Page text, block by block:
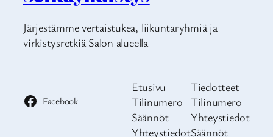
Järjestämme vertaistukea, liikuntaryhmiä ja
virkistysretkiä Salon alueella
Facebook
Etusivu
Tilinumero
Säännöt
Yhteystiedot
Tiedotteet
Tilinumero
Yhteystiedot
Säännöt